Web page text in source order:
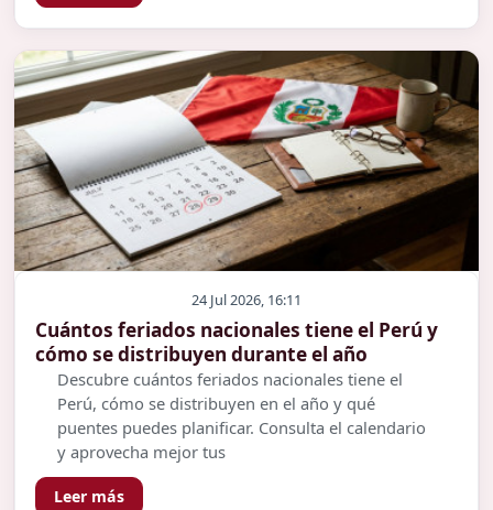
24 Jul 2026, 16:11
Cuántos feriados nacionales tiene el Perú y
cómo se distribuyen durante el año
Descubre cuántos feriados nacionales tiene el
Perú, cómo se distribuyen en el año y qué
puentes puedes planificar. Consulta el calendario
y aprovecha mejor tus
Leer más